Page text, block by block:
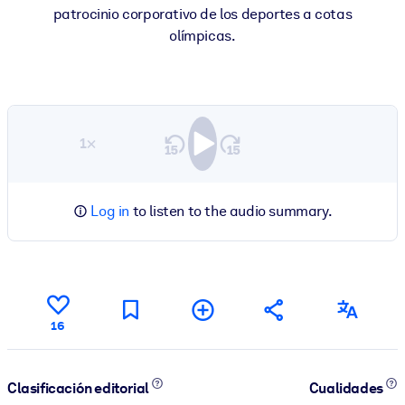
patrocinio corporativo de los deportes a cotas
olímpicas.
1×
Log in to listen to the audio summary.
16
Clasificación editorial Cualidades